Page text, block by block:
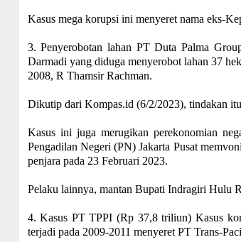
Kasus mega korupsi ini menyeret nama eks-
3. Penyerobotan lahan PT Duta Palma
Darmadi yang diduga menyerobot lahan 37
2008, R Thamsir Rachman.
Dikutip dari Kompas.id (6/2/2023), tindakan
Kasus ini juga merugikan perekonomian
Pengadilan Negeri (PN) Jakarta Pusat
penjara pada 23 Februari 2023.
Pelaku lainnya, mantan Bupati Indragiri Hulu
4. Kasus PT TPPI (Rp 37,8 triliun) Kasus
terjadi pada 2009-2011 menyeret PT Trans-